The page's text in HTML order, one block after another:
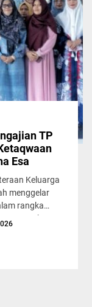
TP
Esa
Keluarga
menggelar
rangka
Maha Esa